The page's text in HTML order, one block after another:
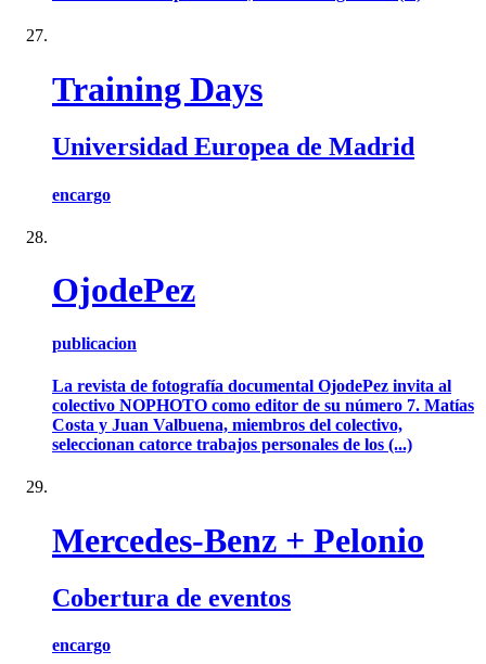
Training Days
Universidad Europea de Madrid
encargo
OjodePez
publicacion
La revista de fotografía documental OjodePez invita al
colectivo NOPHOTO como editor de su número 7. Matías
Costa y Juan Valbuena, miembros del colectivo,
seleccionan catorce trabajos personales de los (...)
Mercedes-Benz + Pelonio
Cobertura de eventos
encargo